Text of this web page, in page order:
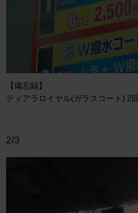
【備忘録】
ティアラロイヤル(ガラスコート) 2
2/3